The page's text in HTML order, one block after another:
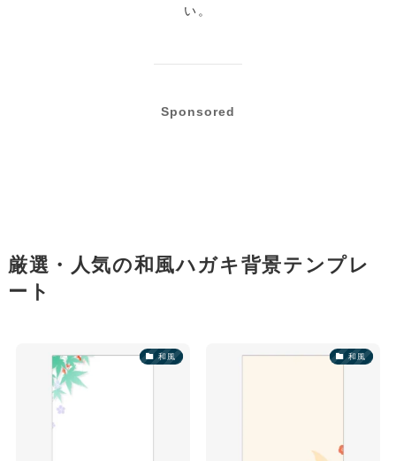
い。
Sponsored
厳選・人気の和風ハガキ背景テンプレ
ート
和風 和風